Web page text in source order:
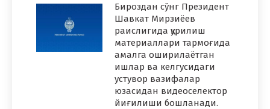
Бироздан сўнг Президент
Шавкат Мирзиёев
раислигида қурилиш
материаллари тармоғида
амалга оширилаётган
ишлар ва келгусидаги
устувор вазифалар
юзасидан видеоселектор
йиғилиши бошланади.